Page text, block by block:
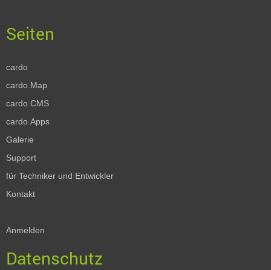
cardo
cardo.Map
cardo.CMS
cardo.Apps
Galerie
Support
für Techniker und Entwickler
Kontakt
Anmelden
Datenschutz